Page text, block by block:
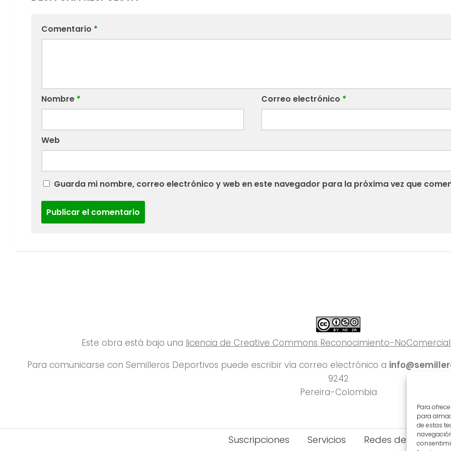
Para
para
de estas
Comentario *
Nombre * Correo electrónico *
Web
Guarda mi nombre, correo electrónico y web en este navegador para la próxima vez que
Este obra está bajo una licencia de Creative Commons Reconocimiento-
Para comunicarse con Semilleros Deportivos puede escribir vía correo electrónico a
9242
Pereira-Colombia
Suscripciones Servicios Redes del Deporte